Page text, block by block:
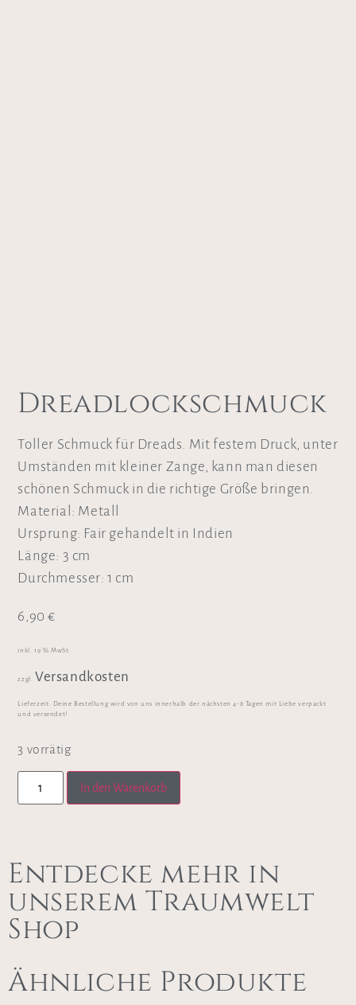
Dreadlockschmuck
Toller Schmuck für Dreads. Mit festem Druck, unter
Umständen mit kleiner Zange, kann man diesen
schönen Schmuck in die richtige Größe bringen.
Material: Metall
Ursprung: Fair gehandelt in Indien
Länge: 3 cm
Durchmesser: 1 cm
6,90€
inkl. 19 % MwSt.
zzgl. Versandkosten
Lieferzeit:
Deine Bestellung wird von uns innerhalb der nächsten 4-8 Tagen mit Liebe verpackt
und versendet!
3 vorrätig
In den Warenkorb
Entdecke mehr in
unserem Traumwelt
Shop
Ähnliche Produkte